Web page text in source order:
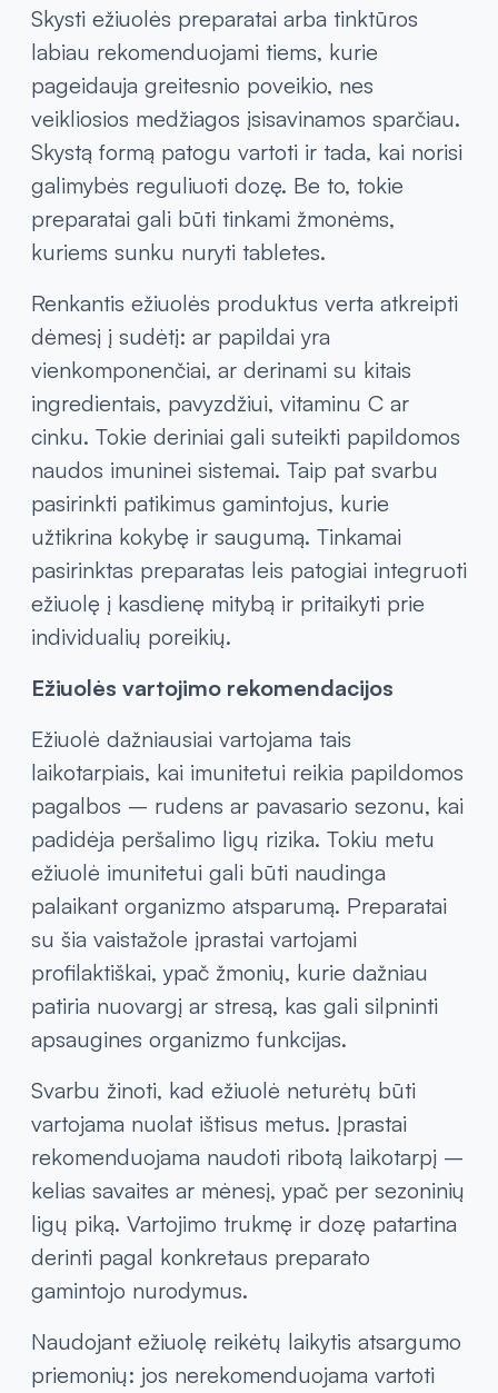
Skysti ežiuolės preparatai arba tinktūros
labiau rekomenduojami tiems, kurie
pageidauja greitesnio poveikio, nes
veikliosios medžiagos įsisavinamos sparčiau.
Skystą formą patogu vartoti ir tada, kai norisi
galimybės reguliuoti dozę. Be to, tokie
preparatai gali būti tinkami žmonėms,
kuriems sunku nuryti tabletes.
Renkantis ežiuolės produktus verta atkreipti
dėmesį į sudėtį: ar papildai yra
vienkomponenčiai, ar derinami su kitais
ingredientais, pavyzdžiui, vitaminu C ar
cinku. Tokie deriniai gali suteikti papildomos
naudos imuninei sistemai. Taip pat svarbu
pasirinkti patikimus gamintojus, kurie
užtikrina kokybę ir saugumą. Tinkamai
pasirinktas preparatas leis patogiai integruoti
ežiuolę į kasdienę mitybą ir pritaikyti prie
individualių poreikių.
Ežiuolės vartojimo rekomendacijos
Ežiuolė dažniausiai vartojama tais
laikotarpiais, kai imunitetui reikia papildomos
pagalbos – rudens ar pavasario sezonu, kai
padidėja peršalimo ligų rizika. Tokiu metu
ežiuolė imunitetui gali būti naudinga
palaikant organizmo atsparumą. Preparatai
su šia vaistažole įprastai vartojami
profilaktiškai, ypač žmonių, kurie dažniau
patiria nuovargį ar stresą, kas gali silpninti
apsaugines organizmo funkcijas.
Svarbu žinoti, kad ežiuolė neturėtų būti
vartojama nuolat ištisus metus. Įprastai
rekomenduojama naudoti ribotą laikotarpį –
kelias savaites ar mėnesį, ypač per sezoninių
ligų piką. Vartojimo trukmę ir dozę patartina
derinti pagal konkretaus preparato
gamintojo nurodymus.
Naudojant ežiuolę reikėtų laikytis atsargumo
priemonių: jos nerekomenduojama vartoti